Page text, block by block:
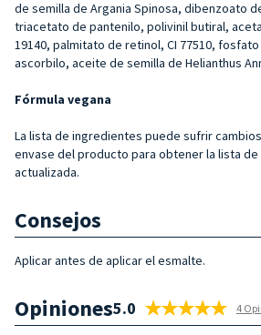
de semilla de Argania Spinosa, dibenzoato
triacetato de pantenilo, polivinil butiral,
19140, palmitato de retinol, CI 77510,
ascorbilo, aceite de semilla de Helianthus
Fórmula vegana
La lista de ingredientes puede sufrir
envase del producto para obtener la lista
actualizada.
Consejos
Aplicar antes de aplicar el esmalte.
Opiniones5.0 4